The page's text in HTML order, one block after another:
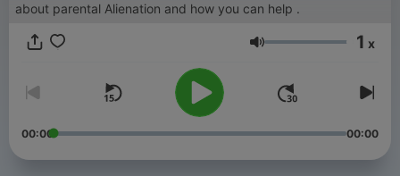
about parental Alienation and how you can help .
Ses 1 x
00:00 00:00